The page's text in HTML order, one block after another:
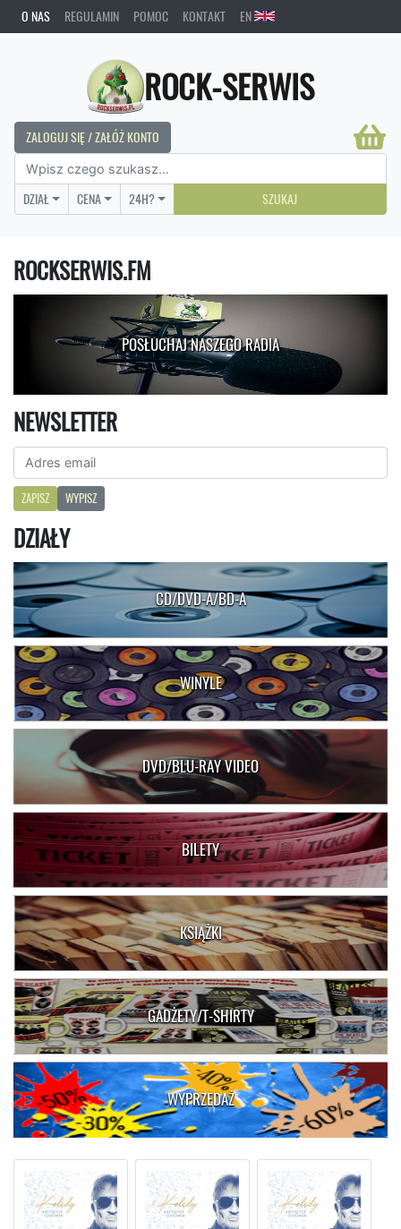
O NAS REGULAMIN POMOC KONTAKT EN
ROCK-SERWIS
ZALOGUJ SIĘ / ZAŁÓŻ KONTO
DZIAŁ CENA 24H? SZUKAJ
ROCKSERWIS.FM
POSŁUCHAJ NASZEGO RADIA
NEWSLETTER
ZAPISZ WYPISZ
DZIAŁY
CD/DVD-A/BD-A
WINYLE
DVD/BLU-RAY VIDEO
BILETY
KSIĄŻKI
GADŻETY/T-SHIRTY
WYPRZEDAŻ